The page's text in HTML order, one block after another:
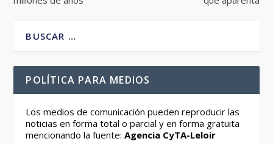
POLÍTICA PARA MEDIOS
Los medios de comunicación pueden reproducir las
noticias en forma total o parcial y en forma gratuita
mencionando la fuente:Agencia CyTA-Leloir